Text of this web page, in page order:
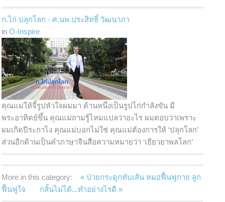
ก.ไก่ ปลุกโลก - ศ.นพ.ประสิทธิ์ วัฒนาภา
in O-Inspire
คุณแม่ให้จี้รูปหัวใจผมมา ด้านหนึ่งเป็นรูปไก่กำลังขัน มี
พระอาทิตย์ขึ้น คุณแม่ถามรู้ไหมแปลว่าอะไร ผมตอบว่าเพราะ
ผมเกิดปีระกาไง คุณแม่บอกไม่ใช่ คุณแม่ต้องการให้ ‘ปลุกโลก’
ส่วนอีกด้านเป็นคำภาษาจีนสื่อความหมายว่า ‘เยียวยาพลโลก’
More in this category:
« ป่วยกระดูกทับเส้น หมอฟื้นฟูกาย ลูก
ฟื้นฟูใจ
กลั้นไม่ได้...ทำอย่างไรดี »